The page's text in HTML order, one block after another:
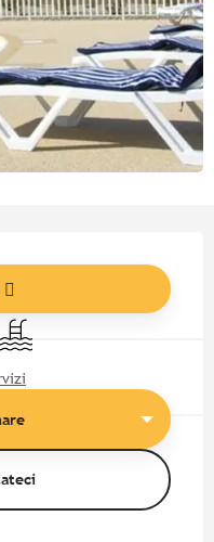
Piscina